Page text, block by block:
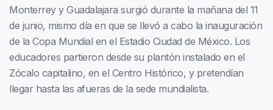
Monterrey y Guadalajara surgió durante la mañana del 11
de junio, mismo día en que se llevó a cabo la inauguración
de la Copa Mundial en el Estadio Ciudad de México. Los
educadores partieron desde su plantón instalado en el
Zócalo capitalino, en el Centro Histórico, y pretendían
llegar hasta las afueras de la sede mundialista.